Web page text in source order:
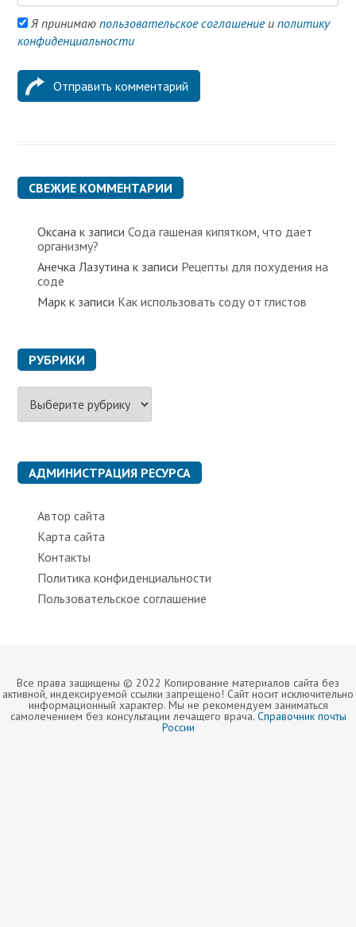
Я принимаюпользовательское соглашениеиполитику
конфиденциальности
СВЕЖИЕ КОММЕНТАРИИ
Оксана к записиСода гашеная кипятком, что дает
организму?
Анечка Лазутина к записи Рецепты для похудения на
соде
Марк к записи Как использовать соду от глистов
РУБРИКИ
Р
б
к
и АДМИНИСТРАЦИЯ РЕСУРСА
Автор сайта
Карта сайта
Контакты
Политика конфиденциальности
Пользовательское соглашение
Все права защищены © 2022 Копирование материалов сайта без
активной, индексируемой ссылки запрещено! Сайт носит исключительно
информационный характер. Мы не рекомендуем заниматься
самолечением без консультации лечащего врача.Справочник почты
России